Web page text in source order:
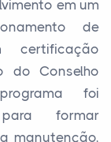
em um
de
certificação
do Conselho
foi
para formar
manutenção,